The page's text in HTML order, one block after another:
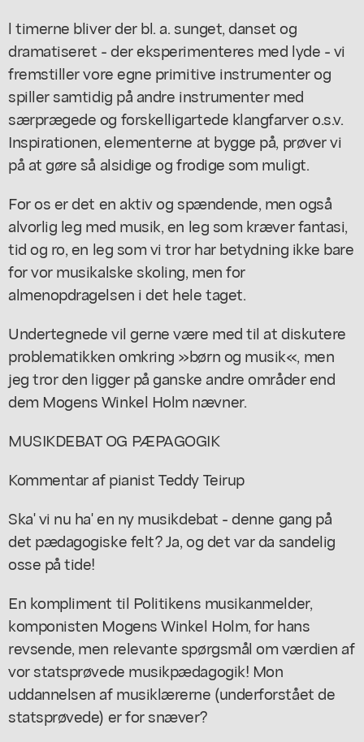
l timerne bliver der bl. a. sunget, danset og
dramatiseret - der eksperimenteres med lyde - vi
fremstiller vore egne primitive instrumenter og
spiller samtidig på andre instrumenter med
særprægede og forskelligartede klangfarver o.s.v.
Inspirationen, elementerne at bygge på, prøver vi
på at gøre så alsidige og frodige som muligt.
For os er det en aktiv og spændende, men også
alvorlig leg med musik, en leg som kræver fantasi,
tid og ro, en leg som vi tror har betydning ikke bare
for vor musikalske skoling, men for
almenopdragelsen i det hele taget.
Undertegnede vil gerne være med til at diskutere
problematikken omkring »børn og musik«, men
jeg tror den ligger på ganske andre områder end
dem Mogens Winkel Holm nævner.
MUSIKDEBAT OG PÆPAGOGIK
Kommentar af pianist Teddy Teirup
Ska' vi nu ha' en ny musikdebat - denne gang på
det pædagogiske felt? Ja, og det var da sandelig
osse på tide!
En kompliment til Politikens musikanmelder,
komponisten Mogens Winkel Holm, for hans
revsende, men relevante spørgsmål om værdien af
vor statsprøvede musikpædagogik! Mon
uddannelsen af musiklærerne (underforstået de
statsprøvede) er for snæver?